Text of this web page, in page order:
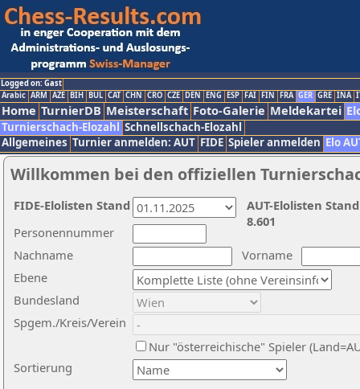
Logged on: Gast
Arabic ARM AZE BIH BUL CAT CHN CRO CZE DEN ENG ESP FAI FIN FRA GER GRE INA
Home TurnierDB Meisterschaft Foto-Galerie Meldekartei
Turnierschach-Elozahl Schnellschach-Elozahl
Allgemeines Turnier anmelden: AUT FIDE Spieler anmelden Elo
Willkommen bei den offiziellen
Nachname
Vorname
Ebene
Sortierung
Personennummer
Bundesland
Spgem./Kreis/Verein
Nur "österreichische" Spieler
AUT-Elolisten
8.601
FIDE-Elolisten Stand